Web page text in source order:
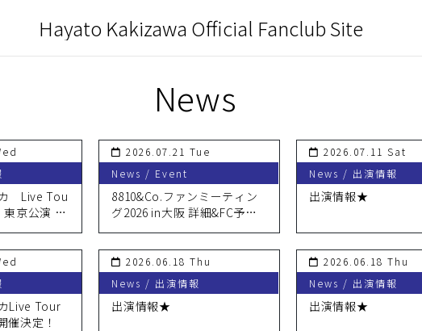
Hayato Kakizawa Official Fanclub Site
News
カ Live Tou
京公演 FC
案内
2026.07.21 Tue
News / Event
8810&Co.ファンミーティン
グ2026 in大阪 詳細&FC予約
受付のご案内
2026.07.11 Sat
News / 出演情報
出演情報★
Live Tour
催決定！
2026.06.18 Thu
News / 出演情報
出演情報★
2026.06.18 Thu
News / 出演情報
出演情報★